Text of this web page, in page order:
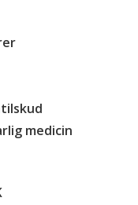
medicin